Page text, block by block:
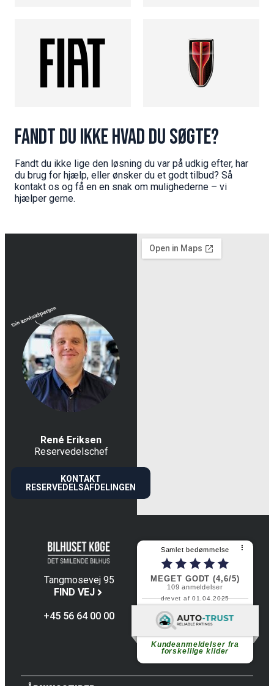
Fandt du ikke hvad du søgte?
Fandt du ikke lige den løsning du var på udkig efter, har
du brug for hjælp, eller ønsker du et godt tilbud? Så
kontakt os og få en en snak om mulighederne – vi
hjælper gerne.
René Eriksen
Reservedelschef
KONTAKT
RESERVEDELSAFDELINGEN
Tangmosevej 95
4600 Køge
FIND VEJ
+45 56 64 00 00
Samlet bedømmelse ⠇
MEGET GODT (4,6/5)
109anmeldelser
drevet af 01.04.2025
Kundeanmeldelser fra
forskellige kilder
Fortsæt med at læse